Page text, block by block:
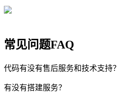
常见问题FAQ
代码有没有售后服务和技术支持？
有没有搭建服务？